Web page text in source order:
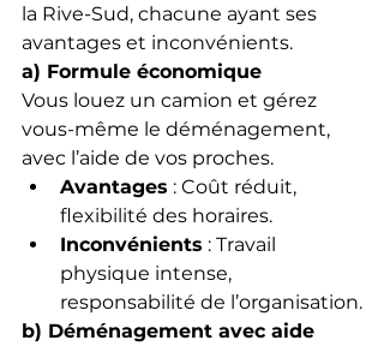
la Rive-Sud, chacune ayant ses
avantages et inconvénients.
a) Formule économique
Vous louez un camion et gérez
vous-même le déménagement,
avec l’aide de vos proches.
Avantages : Coût réduit,
flexibilité des horaires.
Inconvénients : Travail
physique intense,
responsabilité de l’organisation.
b) Déménagement avec aide